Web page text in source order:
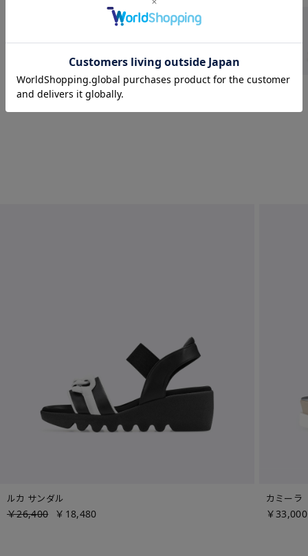
ルカ サンダル
￥26,400 ￥18,480
カミーラ
￥33,000